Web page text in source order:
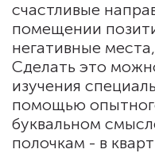
счастливые
помещении
негативные
Сделать это
изучения
помощью
буквальном
полочкам - в